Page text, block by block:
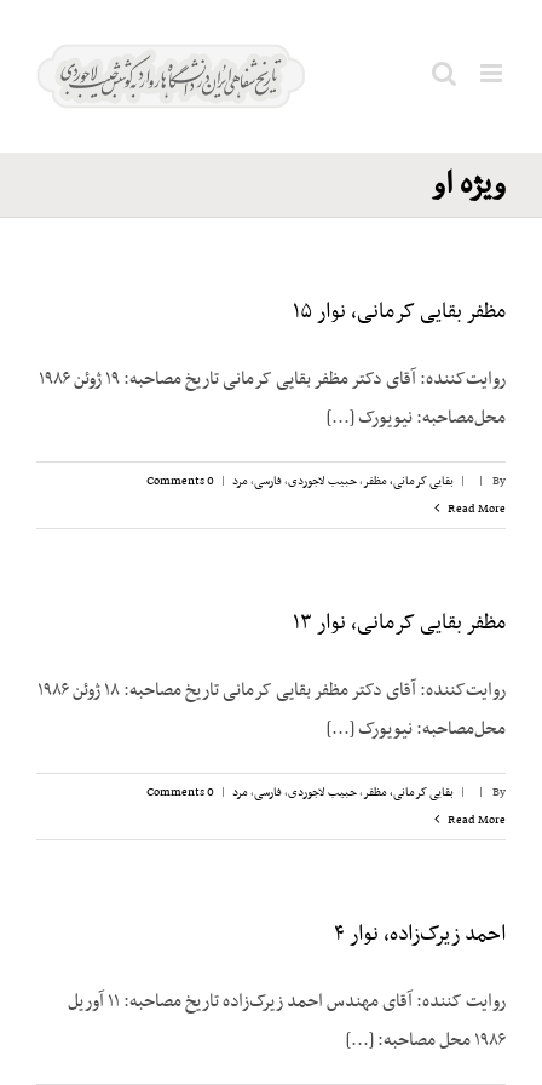
محمد و
ویژه او
مظفر بقایی کرمانی، نوار ۱۵
روایت‌کننده: آقای دکتر مظفر بقایی کرمانی تاریخ مصاحبه: ۱۹ ژوئن ۱۹۸۶
محل‌مصاحبه: نیویورک [...]
By
|
| بقایی کرمانی، مظفر,حبیب لاجوردی,فارسی,مرد |
0 Comments
Read More
مظفر بقایی کرمانی، نوار ۱۳
روایت‌کننده: آقای دکتر مظفر بقایی کرمانی تاریخ مصاحبه: ۱۸ ژوئن ۱۹۸۶
محل‌مصاحبه: نیویورک [...]
By
|
| بقایی کرمانی، مظفر,حبیب لاجوردی,فارسی,مرد |
0 Comments
Read More
احمد زیرک‌زاده،‌ نوار ۴
روایت کننده: آقای مهندس احمد زیرک‌زاده تاریخ مصاحبه: ۱۱ آوریل
۱۹۸۶ محل مصاحبه: [...]